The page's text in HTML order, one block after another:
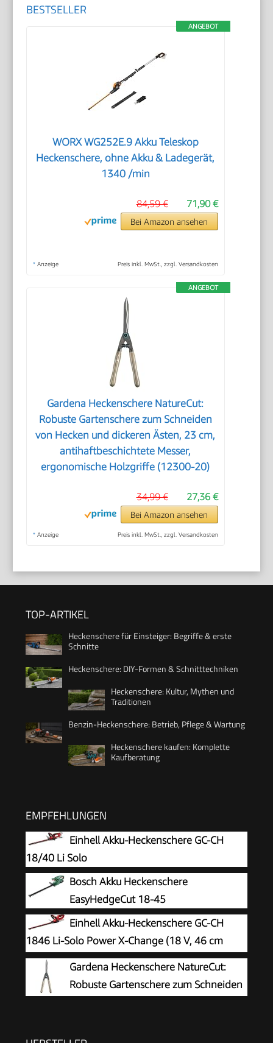
BESTSELLER
ANGEBOT
WORX WG252E.9 Akku Teleskop
Heckenschere, ohne Akku & Ladegerät,
1340 /min
71,90 €
84,59 €
Bei Amazon ansehen
* Anzeige Preis inkl. MwSt., zzgl. Versandkosten
ANGEBOT
Gardena Heckenschere NatureCut:
Robuste Gartenschere zum Schneiden
von Hecken und dickeren Ästen, 23 cm,
antihaftbeschichtete Messer,
ergonomische Holzgriffe (12300-20)
27,36 €
34,99 €
Bei Amazon ansehen
* Anzeige Preis inkl. MwSt., zzgl. Versandkosten
TOP-ARTIKEL
Heckenschere für Einsteiger: Begriffe & erste
Schnitte
Heckenschere: DIY-Formen & Schnitttechniken
Heckenschere: Kultur, Mythen und
Traditionen
Benzin-Heckenschere: Betrieb, Pflege & Wartung
Heckenschere kaufen: Komplette
Kaufberatung
EMPFEHLUNGEN
Einhell Akku-Heckenschere GC-CH
18/40 Li Solo
Bosch Akku Heckenschere
EasyHedgeCut 18-45
Einhell Akku-Heckenschere GC-CH
1846 Li-Solo Power X-Change (18 V, 46 cm
Schnittlänge, 15 mm Zahnabstand,
ergonomischer Griff, ohne Akku)
Gardena Heckenschere NatureCut:
Robuste Gartenschere zum Schneiden
Holzgriffe (12300-20)